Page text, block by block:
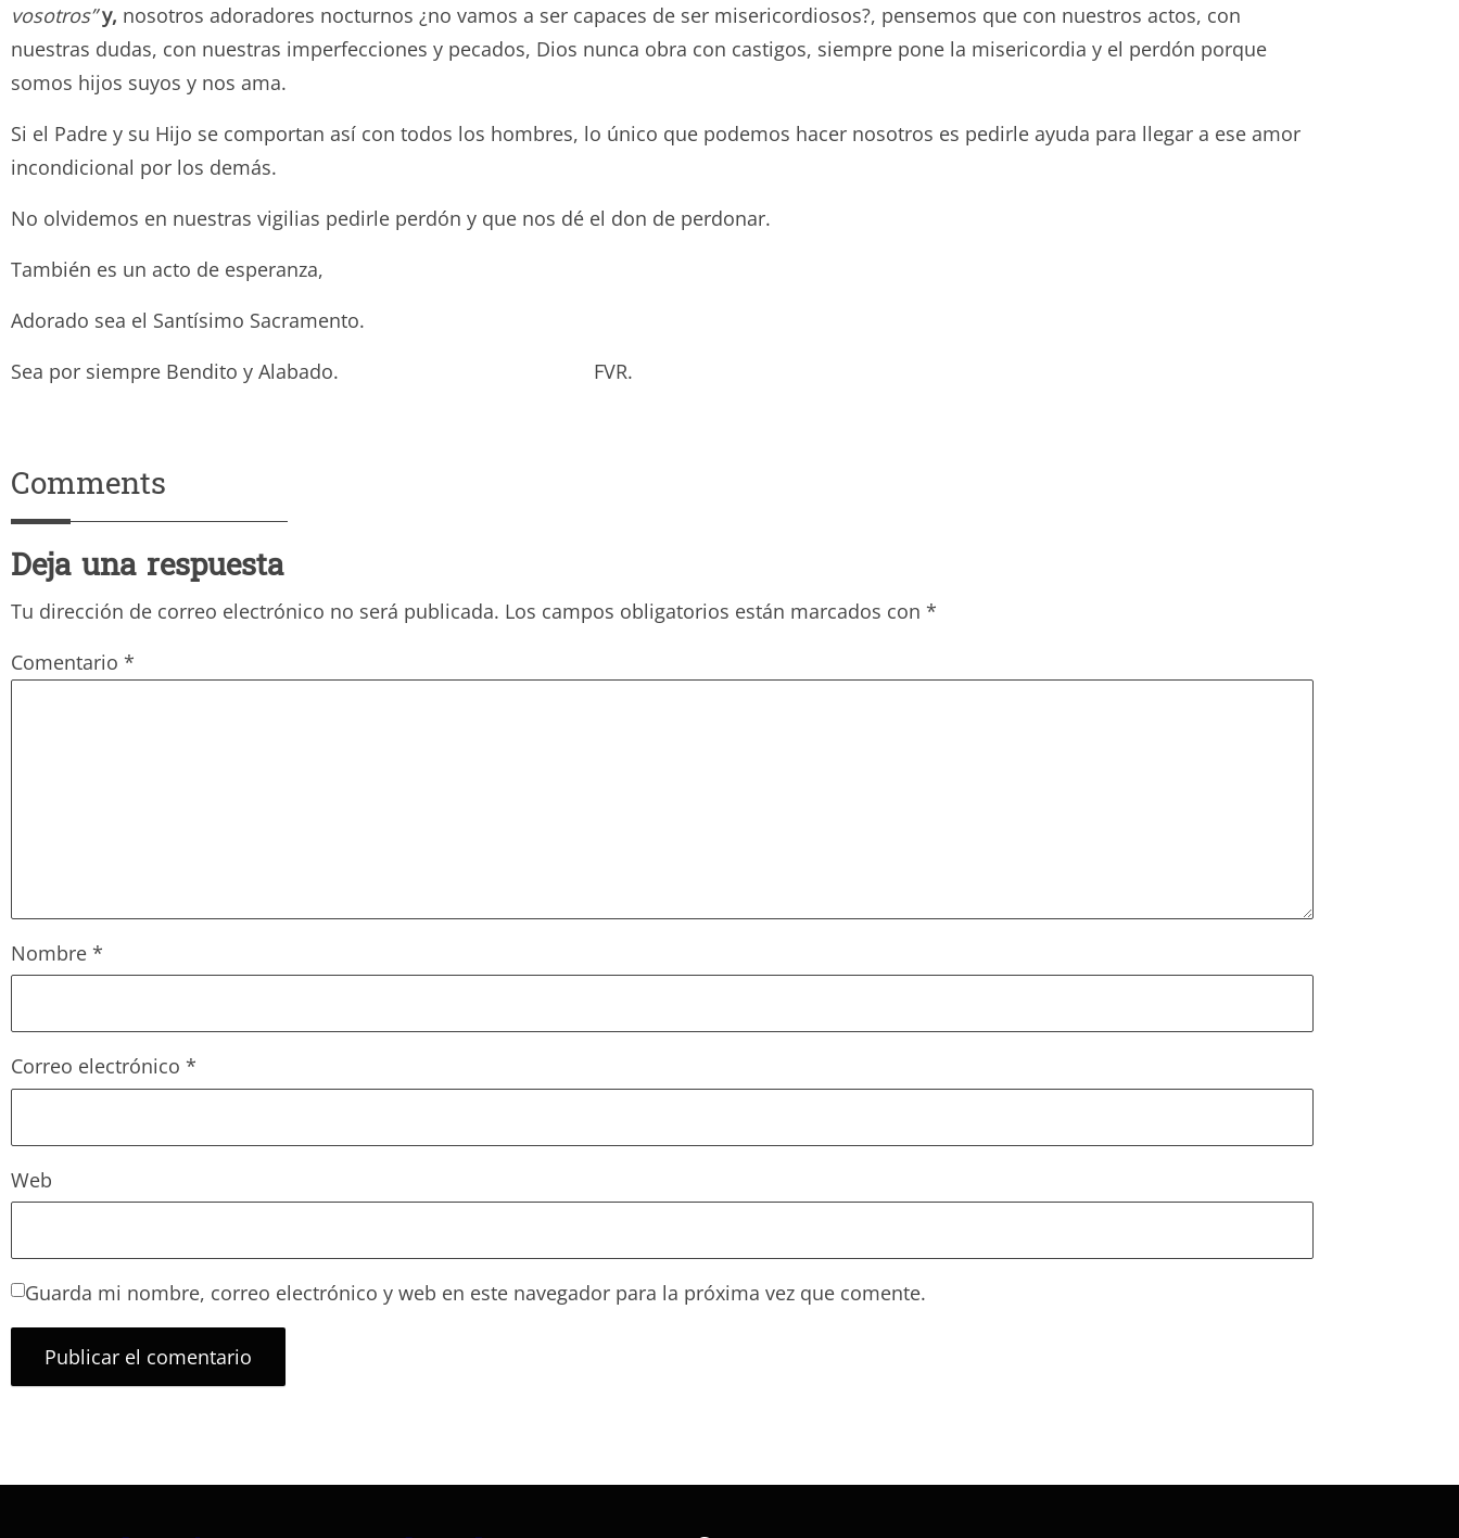
vosotros”y, nosotros adoradores nocturnos ¿no vamos a ser capaces de ser misericordiosos?, pensemos que con nuestros actos, con
nuestras dudas, con nuestras imperfecciones y pecados, Dios nunca obra con castigos, siempre pone la misericordia y el perdón porque
somos hijos suyos y nos ama.
Si el Padre y su Hijo se comportan así con todos los hombres, lo único que podemos hacer nosotros es pedirle ayuda para llegar a ese amor
incondicional por los demás.
No olvidemos en nuestras vigilias pedirle perdón y que nos dé el don de perdonar.
También es un acto de esperanza,
Adorado sea el Santísimo Sacramento.
Sea por siempre Bendito y Alabado. FVR.
Comments
Deja una respuesta
Tu dirección de correo electrónico no será publicada. Los campos obligatorios están marcados con *
Comentario *
Nombre *
Correo electrónico *
Web
Guarda mi nombre, correo electrónico y web en este navegador para la próxima vez que comente.